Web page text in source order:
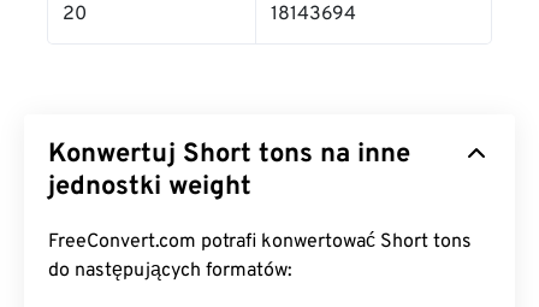
20 18143694
Konwertuj Short tons na inne
jednostki weight
FreeConvert.com potrafi konwertować Short tons
do następujących formatów: